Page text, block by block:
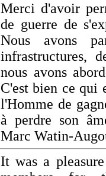
Merci d'avoir
de guerre de
Nous avons
infrastructures,
nous avons
C'est bien ce qui
l'Homme de
à perdre son
Marc Watin-
It was a